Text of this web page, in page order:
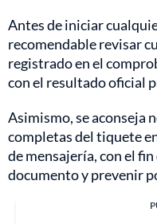
Antes de iniciar
recomendable revisar
registrado en el
con el resultado oficial
Asimismo, se aconseja
completas del tiquete
de mensajería, con el
documento y prevenir